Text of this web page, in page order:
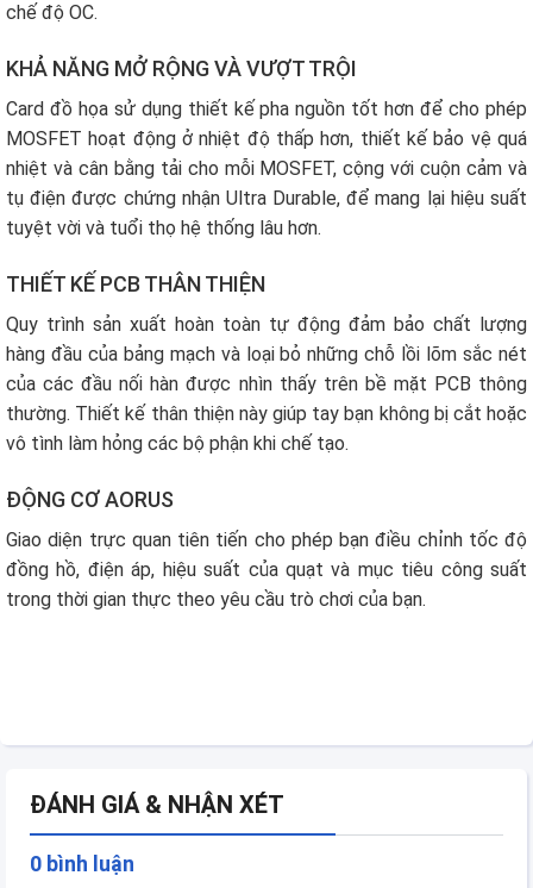
chế độ OC.
KHẢ NĂNG MỞ RỘNG VÀ VƯỢT TRỘI
Card đồ họa sử dụng thiết kế pha nguồn tốt hơn để cho phép
MOSFET hoạt động ở nhiệt độ thấp hơn, thiết kế bảo vệ quá
nhiệt và cân bằng tải cho mỗi MOSFET, cộng với cuộn cảm và
tụ điện được chứng nhận Ultra Durable, để mang lại hiệu suất
tuyệt vời và tuổi thọ hệ thống lâu hơn.
THIẾT KẾ PCB THÂN THIỆN
Quy trình sản xuất hoàn toàn tự động đảm bảo chất lượng
hàng đầu của bảng mạch và loại bỏ những chỗ lồi lõm sắc nét
của các đầu nối hàn được nhìn thấy trên bề mặt PCB thông
thường. Thiết kế thân thiện này giúp tay bạn không bị cắt hoặc
vô tình làm hỏng các bộ phận khi chế tạo.
ĐỘNG CƠ AORUS
Giao diện trực quan tiên tiến cho phép bạn điều chỉnh tốc độ
đồng hồ, điện áp, hiệu suất của quạt và mục tiêu công suất
trong thời gian thực theo yêu cầu trò chơi của bạn.
ĐÁNH GIÁ & NHẬN XÉT
0 bình luận